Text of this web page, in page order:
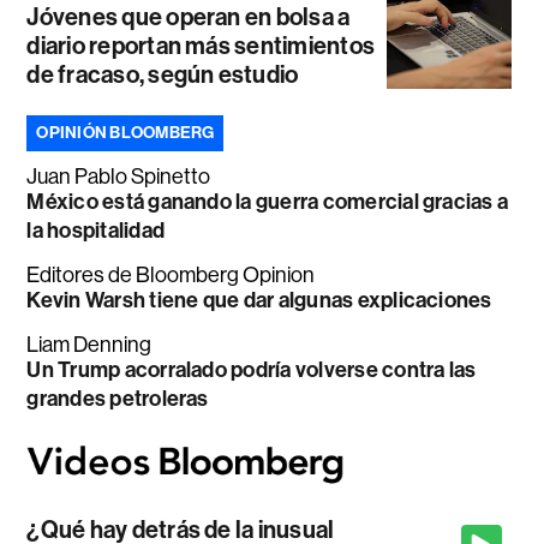
Jóvenes que operan en bolsa a
diario reportan más sentimientos
de fracaso, según estudio
OPINIÓN BLOOMBERG
Juan Pablo Spinetto
México está ganando la guerra comercial gracias a
la hospitalidad
Editores de Bloomberg Opinion
Kevin Warsh tiene que dar algunas explicaciones
Liam Denning
Un Trump acorralado podría volverse contra las
grandes petroleras
¿Qué hay detrás de la inusual